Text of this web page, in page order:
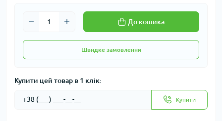
До кошика
Швидке замовлення
Купити цей товар в 1 клік:
Купити